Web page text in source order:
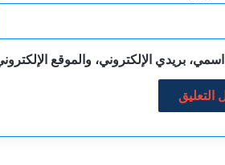
بريدي الإلكتروني، والموقع